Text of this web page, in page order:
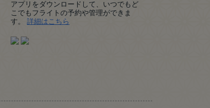
アプリをダウンロードして、いつでもど
こでもフライトの予約や管理ができま
す。 詳細はこちら